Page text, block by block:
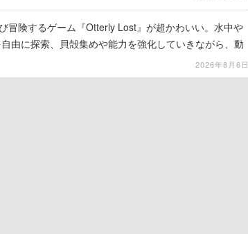
冒険するゲーム『Otterly Lost』が超かわいい。水中や
由に探索、貝殻集めや能力を強化していきながら、動
2026年8月6日